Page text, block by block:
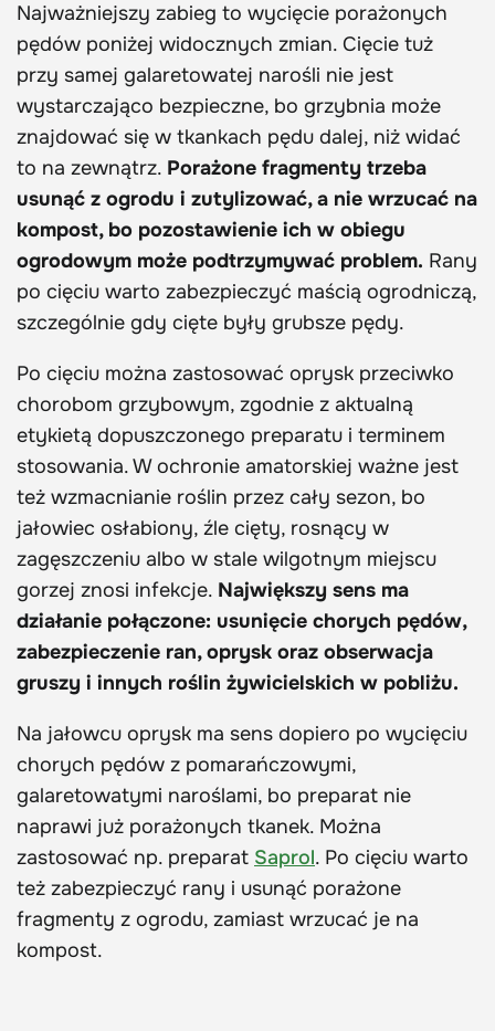
Najważniejszy zabieg to wycięcie porażonych
pędów poniżej widocznych zmian. Cięcie tuż
przy samej galaretowatej narośli nie jest
wystarczająco bezpieczne, bo grzybnia może
znajdować się w tkankach pędu dalej, niż widać
to na zewnątrz. Porażone fragmenty trzeba
usunąć z ogrodu i zutylizować, a nie wrzucać na
kompost, bo pozostawienie ich w obiegu
ogrodowym może podtrzymywać problem. Rany
po cięciu warto zabezpieczyć maścią ogrodniczą,
szczególnie gdy cięte były grubsze pędy.
Po cięciu można zastosować oprysk przeciwko
chorobom grzybowym, zgodnie z aktualną
etykietą dopuszczonego preparatu i terminem
stosowania. W ochronie amatorskiej ważne jest
też wzmacnianie roślin przez cały sezon, bo
jałowiec osłabiony, źle cięty, rosnący w
zagęszczeniu albo w stale wilgotnym miejscu
gorzej znosi infekcje. Największy sens ma
działanie połączone: usunięcie chorych pędów,
zabezpieczenie ran, oprysk oraz obserwacja
gruszy i innych roślin żywicielskich w pobliżu.
Na jałowcu oprysk ma sens dopiero po wycięciu
chorych pędów z pomarańczowymi,
galaretowatymi naroślami, bo preparat nie
naprawi już porażonych tkanek. Można
zastosować np. preparat Saprol. Po cięciu warto
też zabezpieczyć rany i usunąć porażone
fragmenty z ogrodu, zamiast wrzucać je na
kompost.